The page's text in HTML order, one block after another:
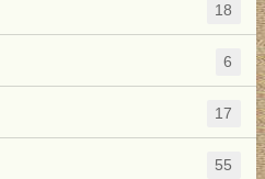
18
6
17
55